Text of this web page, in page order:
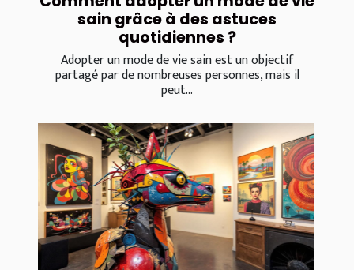
sain grâce à des astuces
quotidiennes ?
Adopter un mode de vie sain est un objectif
partagé par de nombreuses personnes, mais il
peut...